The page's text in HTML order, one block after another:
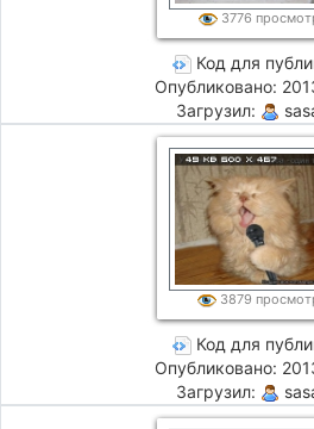
3776
Код для
Опубликовано:
Загрузил:
3879
Код для
Опубликовано:
Загрузил: